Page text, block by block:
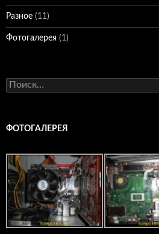
Разное (11)
Фотогалерея (1)
Найти:
ФОТОГАЛЕРЕЯ